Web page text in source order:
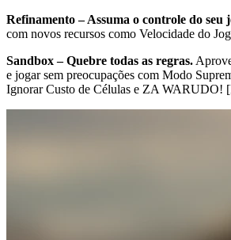
Refinamento – Assuma o controle do seu
com novos recursos como Velocidade do
Sandbox – Quebre todas as regras.
e jogar sem preocupações com Modo
Ignorar Custo de Células e ZA WARUDO!